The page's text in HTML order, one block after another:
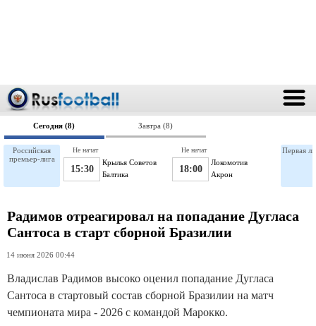
Сегодня (8) Завтра (8)
Российская
премьер-лига
Крылья Советов
15:30 Балтика
Не начат
Локомотив
18:00 Акрон
Не начат Первая
Радимов отреагировал на попадание Дугласа
Сантоса в старт сборной Бразилии
14 июня 2026 00:44
Владислав Радимов высоко оценил попадание Дугласа
Сантоса в стартовый состав сборной Бразилии на матч
чемпионата мира - 2026 с командой Марокко.